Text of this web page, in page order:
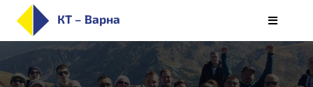
content
КТ – Варна
Toggle
НАЧАЛО
ЗА КОЛЕЖА